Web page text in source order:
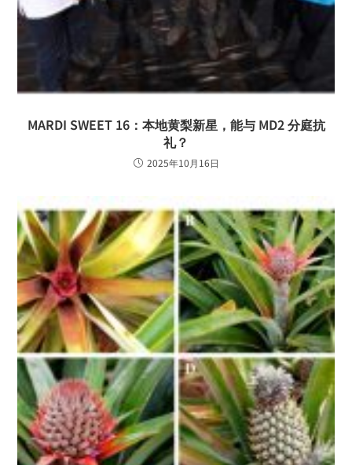
MARDI SWEET 16：本地黄梨新星，能与 MD2 分庭抗
礼？
2025年10月16日